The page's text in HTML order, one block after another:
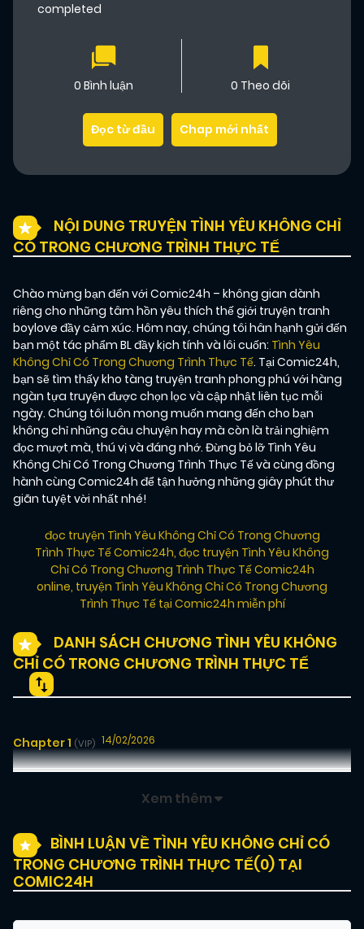
completed
0 Bình luận 0 Theo dõi
Đọc từ đầu Chap mới nhất
NỘI DUNG TRUYỆN TÌNH YÊU KHÔNG CHỈ
CÓ TRONG CHƯƠNG TRÌNH THỰC TẾ
Chào mừng bạn đến với Comic24h – không gian dành
riêng cho những tâm hồn yêu thích thế giới truyện tranh
boylove đầy cảm xúc. Hôm nay, chúng tôi hân hạnh gửi đến
bạn một tác phẩm BL đầy kịch tính và lôi cuốn: Tình Yêu
Không Chỉ Có Trong Chương Trình Thực Tế. Tại Comic24h,
bạn sẽ tìm thấy kho tàng truyện tranh phong phú với hàng
ngàn tựa truyện được chọn lọc và cập nhật liên tục mỗi
ngày. Chúng tôi luôn mong muốn mang đến cho bạn
không chỉ những câu chuyện hay mà còn là trải nghiệm
đọc mượt mà, thú vị và đáng nhớ. Đừng bỏ lỡ Tình Yêu
Không Chỉ Có Trong Chương Trình Thực Tế và cùng đồng
hành cùng Comic24h để tận hưởng những giây phút thư
giãn tuyệt vời nhất nhé!
đọc truyện Tình Yêu Không Chỉ Có Trong Chương
Trình Thực Tế Comic24h, đọc truyện Tình Yêu Không
Chỉ Có Trong Chương Trình Thực Tế Comic24h
online, truyện Tình Yêu Không Chỉ Có Trong Chương
Trình Thực Tế tại Comic24h miễn phí
DANH SÁCH CHƯƠNG TÌNH YÊU KHÔNG
CHỈ CÓ TRONG CHƯƠNG TRÌNH THỰC TẾ
Chapter 1 (VIP) 14/02/2026
Xem thêm
BÌNH LUẬN VỀ TÌNH YÊU KHÔNG CHỈ CÓ
TRONG CHƯƠNG TRÌNH THỰC TẾ(0) TẠI
COMIC24H